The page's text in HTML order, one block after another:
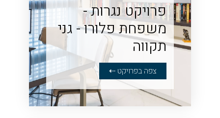
פרויקט נגרות -
משפחת פלורו - גני
תקווה‏
צפה בפרויקט ⇠